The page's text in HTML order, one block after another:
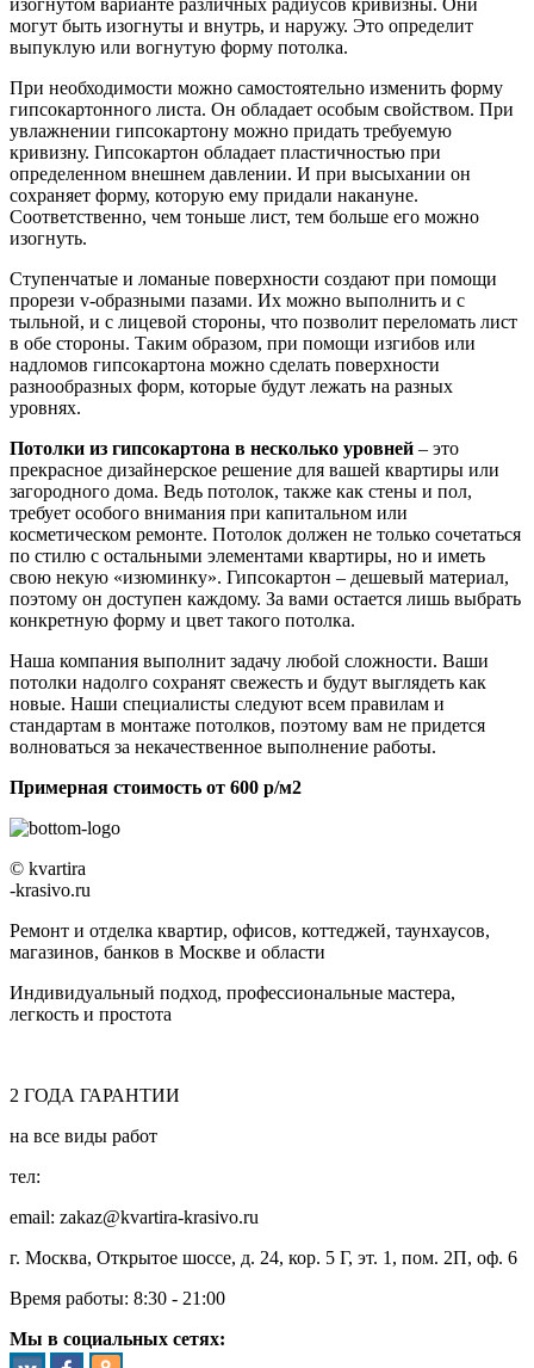
изогнутом варианте различных радиусов кривизны. Они
могут быть изогнуты и внутрь, и наружу. Это определит
выпуклую или вогнутую форму потолка.
При необходимости можно самостоятельно изменить форму
гипсокартонного листа. Он обладает особым свойством. При
увлажнении гипсокартону можно придать требуемую
кривизну. Гипсокартон обладает пластичностью при
определенном внешнем давлении. И при высыхании он
сохраняет форму, которую ему придали накануне.
Соответственно, чем тоньше лист, тем больше его можно
изогнуть.
Ступенчатые и ломаные поверхности создают при помощи
прорези v-образными пазами. Их можно выполнить и с
тыльной, и с лицевой стороны, что позволит переломать лист
в обе стороны. Таким образом, при помощи изгибов или
надломов гипсокартона можно сделать поверхности
разнообразных форм, которые будут лежать на разных
уровнях.
Потолки из гипсокартона в несколько уровней – это
прекрасное дизайнерское решение для вашей квартиры или
загородного дома. Ведь потолок, также как стены и пол,
требует особого внимания при капитальном или
косметическом ремонте. Потолок должен не только сочетаться
по стилю с остальными элементами квартиры, но и иметь
свою некую «изюминку». Гипсокартон – дешевый материал,
поэтому он доступен каждому. За вами остается лишь выбрать
конкретную форму и цвет такого потолка.
Наша компания выполнит задачу любой сложности. Ваши
потолки надолго сохранят свежесть и будут выглядеть как
новые. Наши специалисты следуют всем правилам и
стандартам в монтаже потолков, поэтому вам не придется
волноваться за некачественное выполнение работы.
Примерная стоимость от 600 р/м2
© kvartira
-krasivo.ru
Ремонт и отделка квартир, офисов, коттеджей, таунхаусов,
магазинов, банков в Москве и области
Индивидуальный подход, профессиональные мастера,
легкость и простота
2 ГОДА ГАРАНТИИ
на все виды работ
тел:
email: zakaz@kvartira-krasivo.ru
г. Москва, Открытое шоссе, д. 24, кор. 5 Г, эт. 1, пом. 2П, оф. 6
Время работы: 8:30 - 21:00
Мы в социальных сетях: